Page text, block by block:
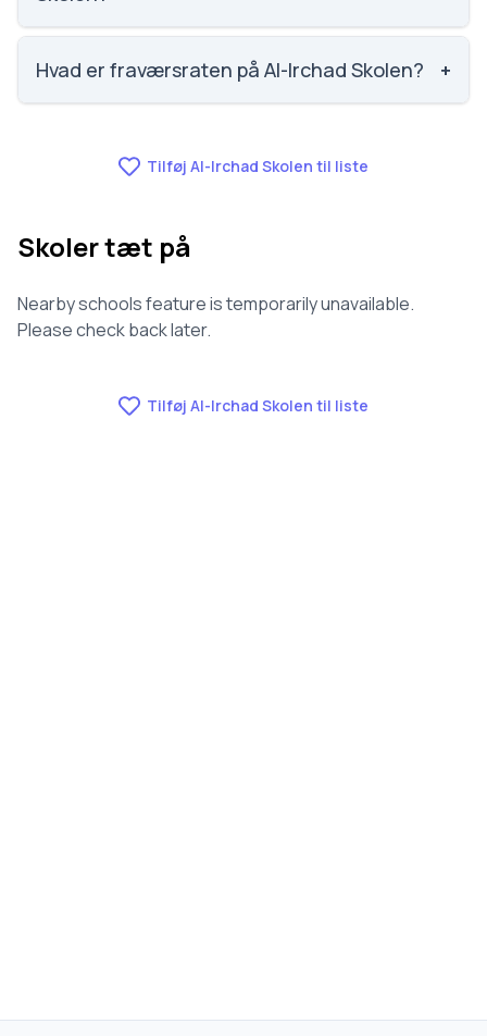
Vi har ikke data om faglig trivsel for Al-Irchad Skolen.
Hvad er fraværsraten på Al-Irchad Skolen? +
Tilføj Al-Irchad Skolen til liste
Skoler tæt på
Nearby schools feature is temporarily unavailable.
Please check back later.
Tilføj Al-Irchad Skolen til liste
Hvad leder du efter?